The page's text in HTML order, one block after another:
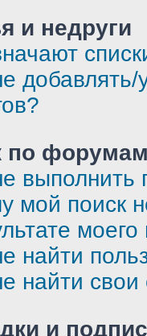
и недруги
добавлять/
по форумам
мой поиск
найти
найти
и